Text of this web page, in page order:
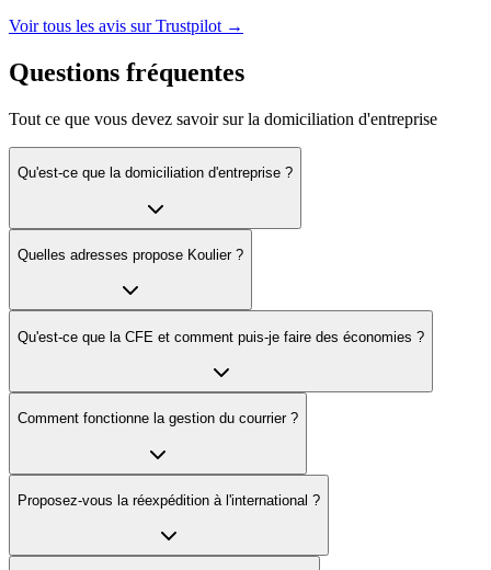
Voir tous les avis sur Trustpilot →
Questions fréquentes
Tout ce que vous devez savoir sur la domiciliation d'entreprise
Qu'est-ce que la domiciliation d'entreprise ?
Quelles adresses propose Koulier ?
Qu'est-ce que la CFE et comment puis-je faire des économies ?
Comment fonctionne la gestion du courrier ?
Proposez-vous la réexpédition à l'international ?